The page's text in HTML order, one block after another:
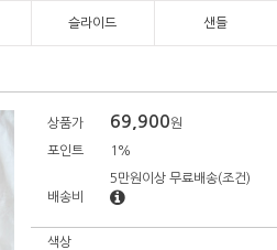
슬라이드 샌들
상품가 69,900원
포인트 1%
배송비
5만원이상 무료배송(조건)
색상